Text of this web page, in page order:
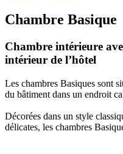
Chambre Basique
Chambre intérieure
intérieur de l’hôtel
Les chambres Basiques sont
du bâtiment dans un endroit
Décorées dans un style
délicates, les chambres